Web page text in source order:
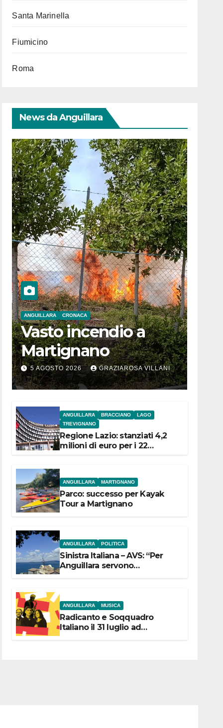
Santa Marinella
Fiumicino
Roma
News da Anguillara
ANGUILLARA CRONACA
Vasto incendio a
Martignano
5 AGOSTO 2026 GRAZIAROSA VILLANI
ANGUILLARA BRACCIANO
LAGO
TREVIGNANO
Regione Lazio: stanziati 4,2
milioni di euro per i 22
ANGUILLARA MARTIGNANO
Parco: successo per Kayak
Tour a Martignano
ANGUILLARA POLITICA
Sinistra Italiana – AVS: “Per
Anguillara servono
ANGUILLARA MUSICA
Radicanto e Soqquadro
Italiano il 31 luglio ad